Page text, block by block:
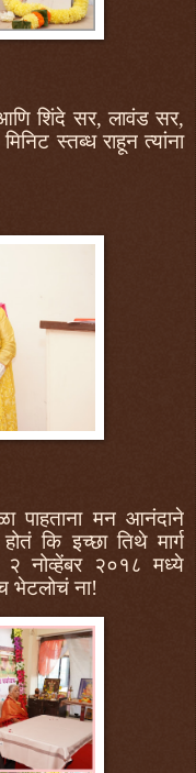
शिंदे सर, लावंड सर,
स्तब्ध राहून त्यांना
पाहताना मन आनंदाने
कि इच्छा तिथे मार्ग
२ नोव्हेंबर २०१८ मध्ये
भेटलोचं ना!